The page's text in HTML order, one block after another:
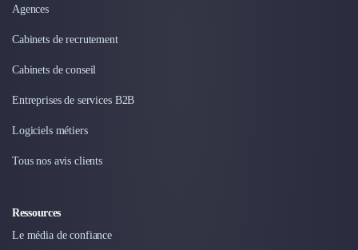
Développement Web
Internet of Things (IoT)
Design Industriel
Support Client
Maintenance et Infogérance
Recherche Utilisateur
Design Thinking
Agences
Cabinets de recrutement
Cabinets de conseil
Entreprises de services B2B
Logiciels métiers
Tous nos avis clients
Ressources
Le média de confiance